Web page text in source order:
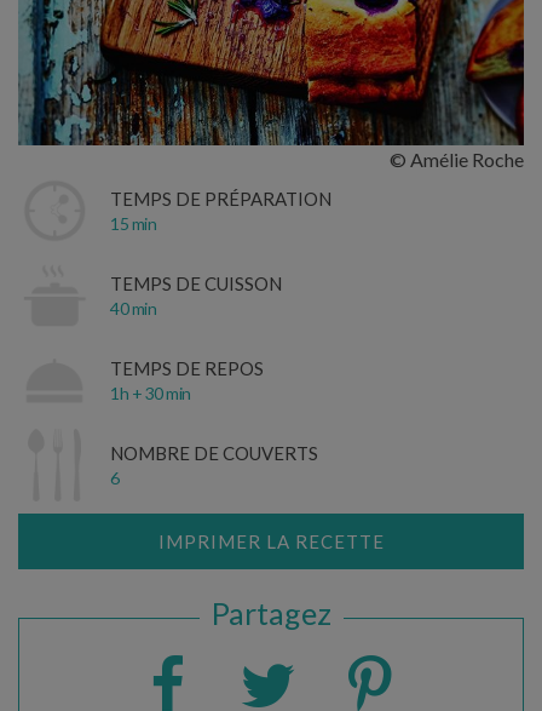
© Amélie Roche
TEMPS DE PRÉPARATION
15 min
TEMPS DE CUISSON
40 min
TEMPS DE REPOS
1h + 30 min
NOMBRE DE COUVERTS
6
IMPRIMER LA RECETTE
Partagez